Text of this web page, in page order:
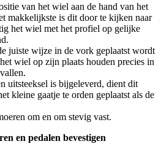
van het wiel aan de hand van het
makkelijkste is dit door te kijken naar
het wiel met het profiel op gelijke
juiste wijze in de vork geplaatst wordt
wiel op zijn plaats houden precies in
uitsteeksel is bijgeleverd, dient dit
kleine gaatje te orden geplaatst als de
om en om stevig vast.
en pedalen bevestigen